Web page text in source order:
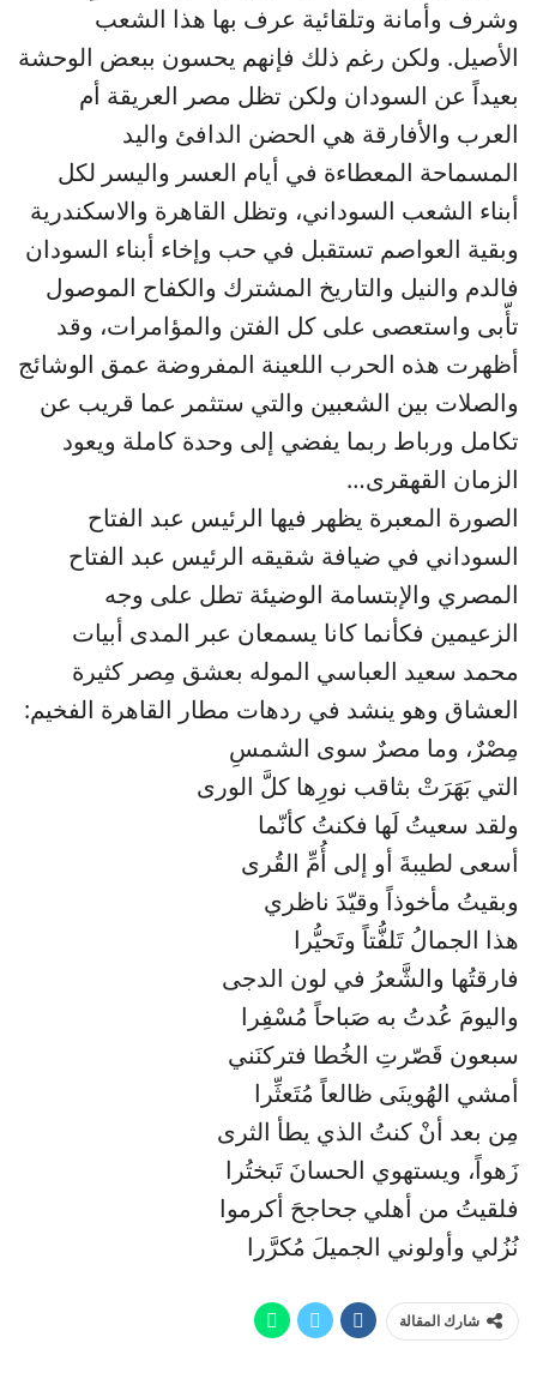
وشرف وأمانة وتلقائية عرف بها هذا الشعب
الأصيل. ولكن رغم ذلك فإنهم يحسون ببعض الوحشة
بعيداً عن السودان ولكن تظل مصر العريقة أم
العرب والأفارقة هي الحضن الدافئ واليد
المسماحة المعطاءة في أيام العسر واليسر لكل
أبناء الشعب السوداني، وتظل القاهرة والاسكندرية
وبقية العواصم تستقبل في حب وإخاء أبناء السودان
فالدم والنيل والتاريخ المشترك والكفاح الموصول
تأّبى واستعصى على كل الفتن والمؤامرات، وقد
أظهرت هذه الحرب اللعينة المفروضة عمق الوشائج
والصلات بين الشعبين والتي ستثمر عما قريب عن
تكامل ورباط ربما يفضي إلى وحدة كاملة ويعود
الزمان القهقرى…
الصورة المعبرة يظهر فيها الرئيس عبد الفتاح
السوداني في ضيافة شقيقه الرئيس عبد الفتاح
المصري والإبتسامة الوضيئة تطل على وجه
الزعيمين فكأنما كانا يسمعان عبر المدى أبيات
محمد سعيد العباسي الموله بعشق مِصر كثيرة
العشاق وهو ينشد في ردهات مطار القاهرة الفخيم:
مِصْرٌ، وما مصرٌ سوى الشمسِ
التي بَهَرَتْ بثاقب نورِها كلَّ الورى
ولقد سعيتُ لَها فكنتُ كأنّما
أسعى لطيبةَ أو إلى أُمِّ القُرى
وبقيتُ مأخوذاً وقيّدَ ناظري
هذا الجمالُ تَلفُّتاً وتَحيُّرا
فارقتُها والشَّعرُ في لون الدجى
واليومَ عُدتُ به صَباحاً مُسْفِرا
سبعون قَصّرتِ الخُطا فتركنَني
أمشي الهُوينَى ظالعاً مُتَعثِّرا
مِن بعد أنْ كنتُ الذي يطأ الثرى
زَهواً، ويستهوي الحسانَ تَبختُرا
فلقيتُ من أهلي جحاجحَ أكرموا
نُزُلي وأولوني الجميلَ مُكرَّرا
شارك المقالة